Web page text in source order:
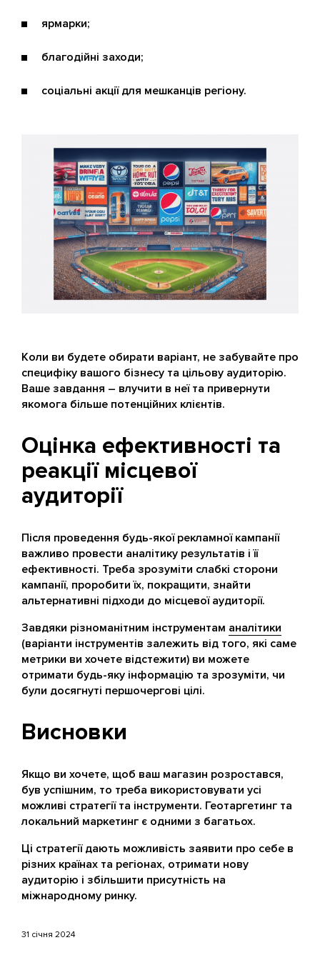
ярмарки;
благодійні заходи;
соціальні акції для мешканців регіону.
Коли ви будете обирати варіант, не забувайте про
специфіку вашого бізнесу та цільову аудиторію.
Ваше завдання – влучити в неї та привернути
якомога більше потенційних клієнтів.
Оцінка ефективності та
реакції місцевої
аудиторії
Після проведення будь-якої рекламної кампанії
важливо провести аналітику результатів і її
ефективності. Треба зрозуміти слабкі сторони
кампанії, проробити їх, покращити, знайти
альтернативні підходи до місцевої аудиторії.
Завдяки різноманітним інструментам аналітики
(варіанти інструментів залежить від того, які саме
метрики ви хочете відстежити) ви можете
отримати будь-яку інформацію та зрозуміти, чи
були досягнуті першочергові цілі.
Висновки
Якщо ви хочете, щоб ваш магазин розростався,
був успішним, то треба використовувати усі
можливі стратегії та інструменти. Геотаргетинг та
локальний маркетинг є одними з багатьох.
Ці стратегії дають можливість заявити про себе в
різних країнах та регіонах, отримати нову
аудиторію і збільшити присутність на
міжнародному ринку.
31 січня 2024